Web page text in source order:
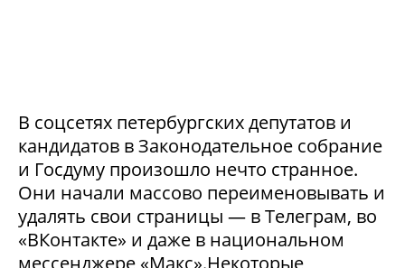
В соцсетях петербургских депутатов и
кандидатов в Законодательное собрание
и Госдуму произошло нечто странное.
Они начали массово переименовывать и
удалять свои страницы — в Телеграм, во
«ВКонтакте» и даже в национальном
мессенджере «Макс».Некоторые